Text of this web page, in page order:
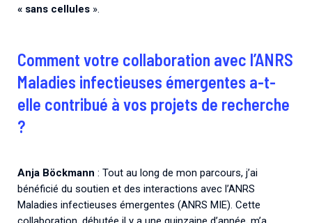
« sans cellules ».
Comment votre collaboration avec l’ANRS
Maladies infectieuses émergentes a-t-
elle contribué à vos projets de recherche
?
Anja Böckmann : Tout au long de mon parcours, j’ai
bénéficié du soutien et des interactions avec l’ANRS
Maladies infectieuses émergentes (ANRS MIE). Cette